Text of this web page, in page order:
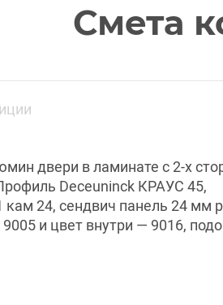
Смета
двери в ламинате с 2-х
Deceuninck КРАУС 45,
кам 24, сендвич панель 24 мм
и цвет внутри — 9016,